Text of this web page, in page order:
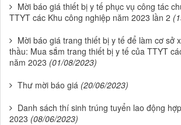
Mời báo giá thiết bị y tế phục vụ công tác
TTYT các Khu công nghiệp năm 2023 lần 2
Mời báo giá trang thiết bị y tế để làm cơ sở
thầu: Mua sắm trang thiết bị y tế của TTYT
năm 2023 (01/08/2023)
Thư mời báo giá (20/06/2023)
Danh sách thí sinh trúng tuyển lao động
2023 (08/06/2023)